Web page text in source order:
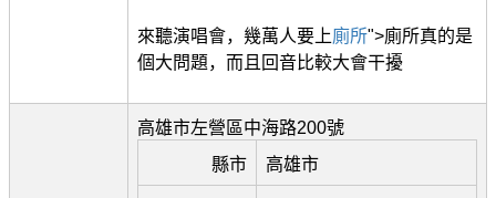
來聽演唱會，幾萬人要上廁所">廁所真的是
個大問題，而且回音比較大會干擾
高雄市左營區中海路200號
縣市
高雄市